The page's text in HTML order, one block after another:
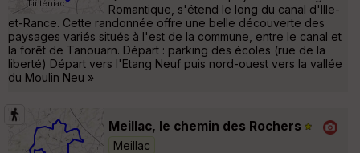
Romantique, s'étend le long du canal d'Ille-
et-Rance. Cette randonnée offre une belle découverte des
paysages variés situés à l'est de la commune, entre le canal et
la forêt de Tanouarn. Départ : parking des écoles (rue de la
liberté) Départ vers l'Etang Neuf puis nord-ouest vers la vallée
du Moulin Neu »
Meillac, le chemin des Rochers
Meillac